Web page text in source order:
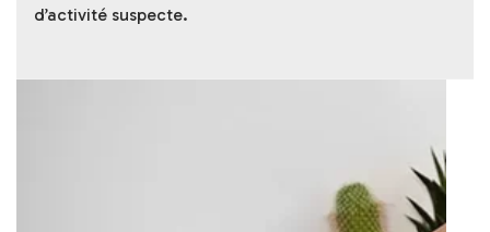
d’activité suspecte.